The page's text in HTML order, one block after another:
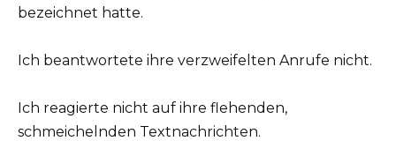
bezeichnet hatte.
Ich beantwortete ihre verzweifelten Anrufe nicht.
Ich reagierte nicht auf ihre flehenden,
schmeichelnden Textnachrichten.